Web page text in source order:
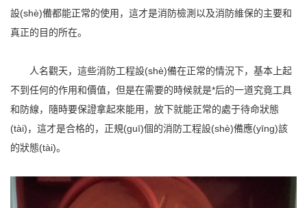
設(shè)備都能正常的使用，這才是消防檢測以及消防維保的主要和
真正的目的所在。
人名觀天，這些消防工程設(shè)備在正常的情況下，基本上起
不到任何的作用和價值，但是在需要的時候就是*后的一道究竟工具
和防線，隨時要保證拿起來能用，放下就能正常的處于待命狀態
(tài)，這才是合格的，正規(guī)個的消防工程設(shè)備應(yīng)該
的狀態(tài)。